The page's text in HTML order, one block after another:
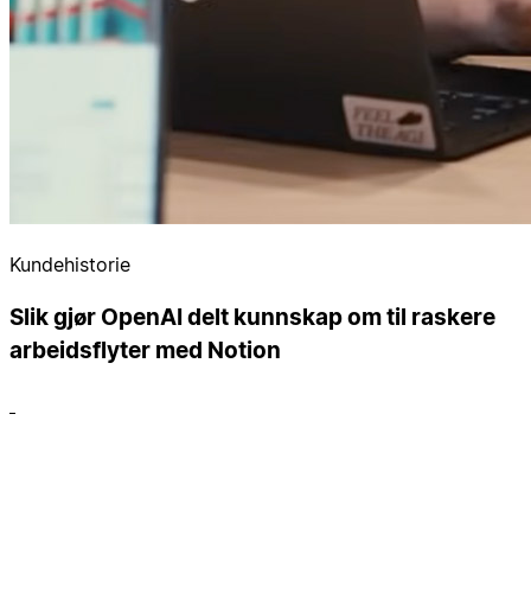
Kundehistorie
Slik gjør OpenAI delt kunnskap om til raskere
arbeidsflyter med Notion